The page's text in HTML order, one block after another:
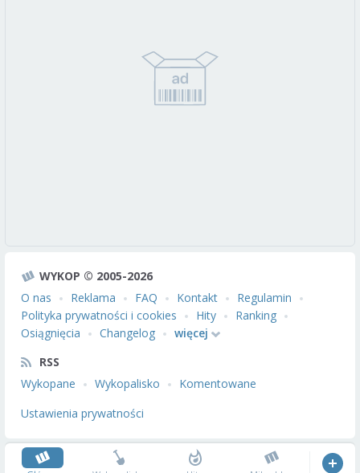
WYKOP © 2005-2026
O nas
Reklama FAQ Kontakt
Regulamin
Polityka prywatności i cookies
Hity
Ranking
Osiągnięcia
Changelog
więcej
RSS
Wykopane
Wykopalisko
Komentowane
Ustawienia prywatności